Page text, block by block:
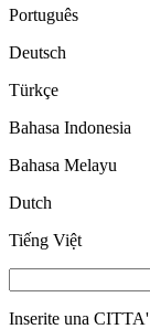
Português
Deutsch
Türkçe
Bahasa Indonesia
Bahasa Melayu
Dutch
Tiếng Việt
Inserite una CITTA'